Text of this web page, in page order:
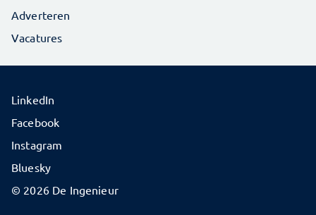
Adverteren
Vacatures
© 2026 De Ingenieur
LinkedIn
Facebook
Instagram
Bluesky